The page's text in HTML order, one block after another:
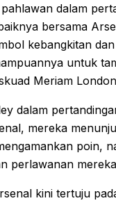
dalam
bersama
kebangkitan
untuk
Meriam
dalam
mereka
poin,
perlawanan
kini tertuju